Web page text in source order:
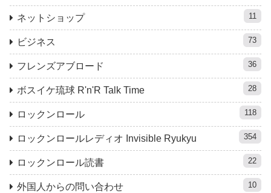
ネットショップ 11
ビジネス 73
フレンズアブロード 36
ボスイケ琉球 R'n'R Talk Time 28
ロックンロール 118
ロックンロールレディオ Invisible Ryukyu 354
ロックンロール読書 22
外国人からの問い合わせ 10